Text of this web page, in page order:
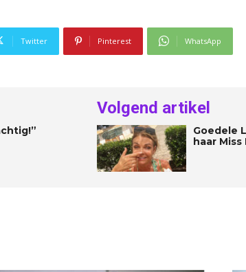
Twitter Pinterest WhatsApp
Volgend artikel
Goedele
haar